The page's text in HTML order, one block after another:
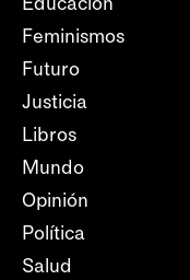
Feminismos
Futuro
Justicia
Libros
Mundo
Opinión
Política
Salud